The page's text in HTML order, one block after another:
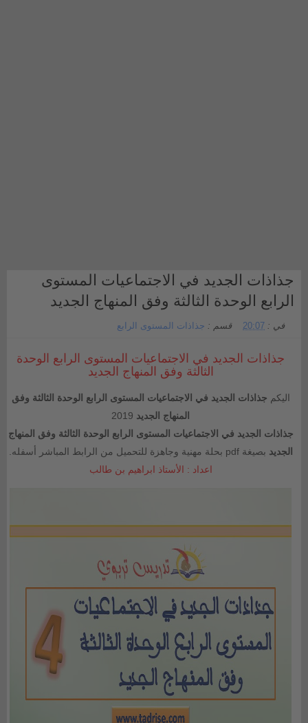
جذاذات الجديد في الاجتماعيات المستوى
الرابع الوحدة الثالثة وفق المنهاج الجديد
في : 20:07 قسم : جذاذات المستوى الرابع
جذاذات الجديد في الاجتماعيات المستوى الرابع الوحدة
الثالثة وفق المنهاج الجديد
اليكم جذاذات الجديد في الاجتماعيات المستوى الرابع الوحدة الثالثة وفق
المنهاج الجديد
جذاذات الجديد في الاجتماعيات المستوى الرابع الوحدة الثالثة وفق المنهاج
الجديد بصيغة pdf بحلة مهنية وجاهزة للتحميل من الرابط المباشر أسفله.
اعداد : الأستاذ ابراهيم بن طالب